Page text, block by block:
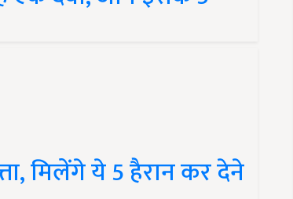
मिलेंगे ये 5 हैरान कर देने